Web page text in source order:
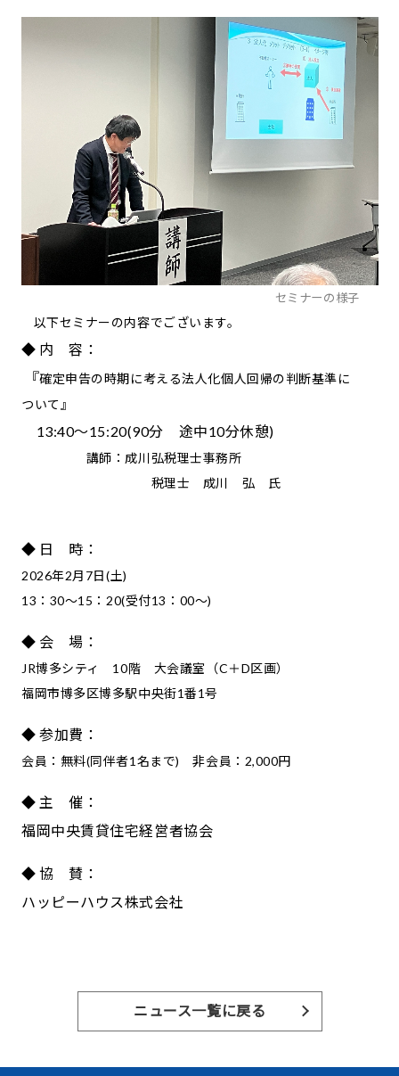
セミナーの様子
以下セミナーの内容でございます。
◆ 内 容：
『確定申告の時期に考える法人化個人回帰の判断基準に
ついて』
13:40～15:20(90分 途中10分休憩)
講師：成川弘税理士事務所
税理士 成川 弘 氏
◆ 日 時：
2026年2月7日(土)
13：30～15：20(受付13：00～)
◆ 会 場：
JR博多シティ 10階 大会議室（C＋D区画）
福岡市博多区博多駅中央街1番1号
◆ 参加費：
会員：無料(同伴者1名まで) 非会員：2,000円
◆ 主 催：
福岡中央賃貸住宅経営者協会
◆ 協 賛：
ハッピーハウス株式会社
ニュース一覧に戻る